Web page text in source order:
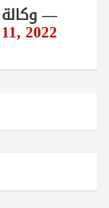
— وكالة BAZ الاخبارية (@baznewz)
2022